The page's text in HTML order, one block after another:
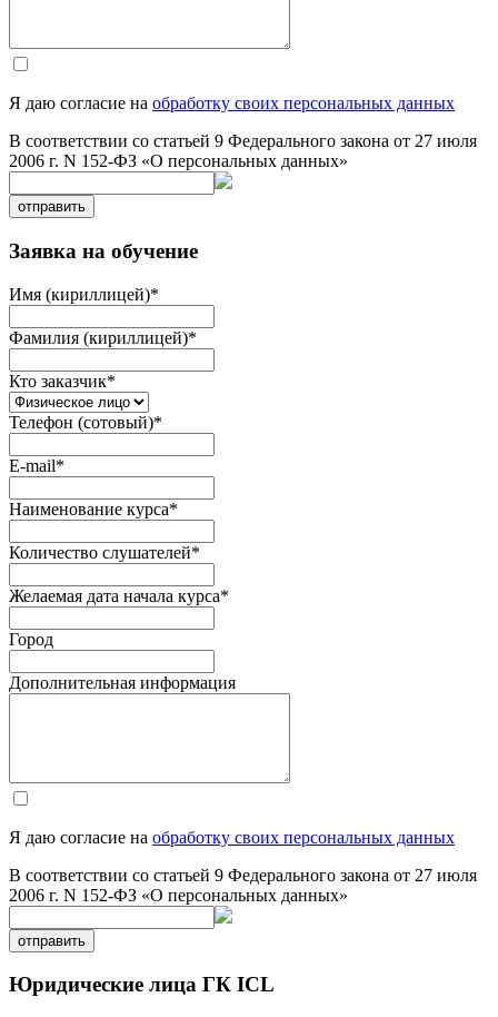
Я даю согласие на обработку своих персональных данных
В соответствии со статьей 9 Федерального закона от 27 июля
2006 г. N 152-ФЗ «О персональных данных»
отправить
Заявка на обучение
Имя (кириллицей)*
Фамилия (кириллицей)*
Кто заказчик*
Телефон (сотовый)*
E-mail*
Наименование курса*
Количество слушателей*
Желаемая дата начала курса*
Город
Дополнительная информация
Я даю согласие на обработку своих персональных данных
В соответствии со статьей 9 Федерального закона от 27 июля
2006 г. N 152-ФЗ «О персональных данных»
отправить
Юридические лица ГК ICL